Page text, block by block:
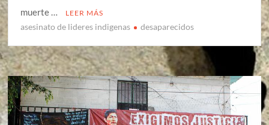
muerte …
LEER MÁS
asesinato de lideres indigenas desaparecidos